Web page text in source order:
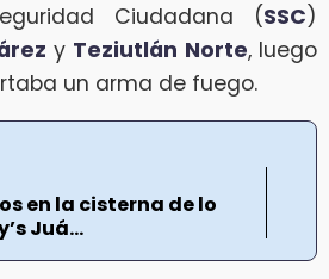
Ciudadana (SSC)
y Teziutlán Norte, luego
un arma de fuego.
en la cisterna de lo
Juá...